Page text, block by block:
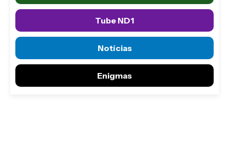
Tube ND1
Notícias
Enigmas